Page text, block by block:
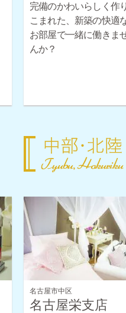
完備のかわいらしく作
こまれた、新築の快適
お部屋で一緒に働きま
んか？
名古屋市中区
名古屋栄支店